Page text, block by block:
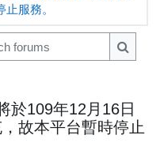
服務。
於109年12月16日
故本平台暫時停止